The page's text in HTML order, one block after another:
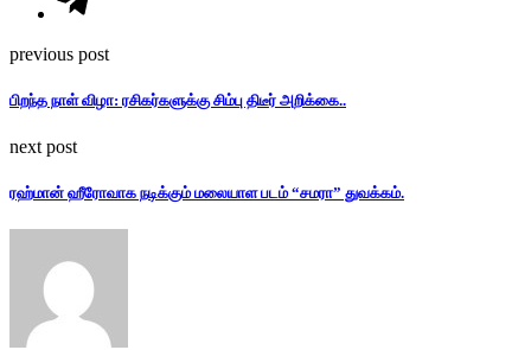
previous post
பிறந்த நாள் விழா: ரசிகர்களுக்கு சிம்பு திடீர் அறிக்கை..
next post
ரஹ்மான் ஹீரோவாக நடிக்கும் மலையாள படம் “சமரா” துவக்கம்.